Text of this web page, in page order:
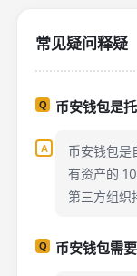
常见疑问释疑
币安钱包是
币安钱包
有资产的
第三方组织
币安钱包需